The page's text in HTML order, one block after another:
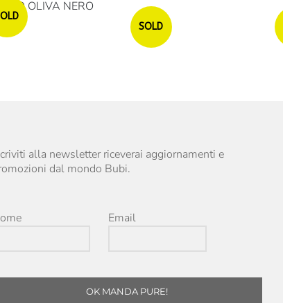
Esaurito
Esaurito
SOLD
alla newsletter riceverai aggiornamenti e
dal mondo Bubi.
Email
OK MANDA PURE!